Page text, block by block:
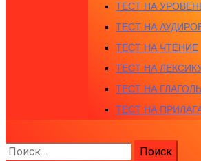
ТЕСТ НА
ТЕСТ НА
ТЕСТ НА ЧТЕНИЕ
ТЕСТ НА
ТЕСТ НА
ТЕСТ НА
Найти: